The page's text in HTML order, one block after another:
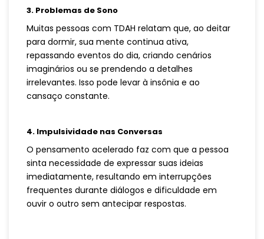
3. Problemas de Sono
Muitas pessoas com TDAH relatam que, ao deitar
para dormir, sua mente continua ativa,
repassando eventos do dia, criando cenários
imaginários ou se prendendo a detalhes
irrelevantes. Isso pode levar à insônia e ao
cansaço constante.
4. Impulsividade nas Conversas
O pensamento acelerado faz com que a pessoa
sinta necessidade de expressar suas ideias
imediatamente, resultando em interrupções
frequentes durante diálogos e dificuldade em
ouvir o outro sem antecipar respostas.